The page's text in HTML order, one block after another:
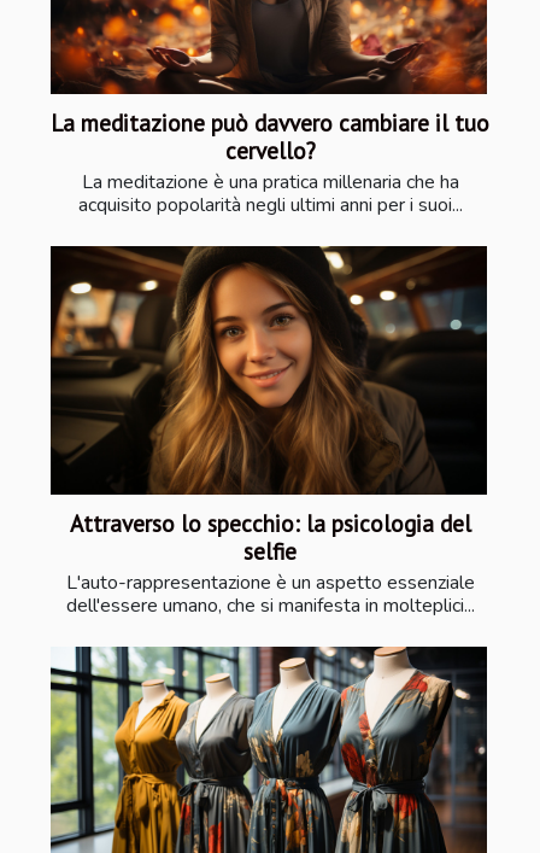
La meditazione può davvero cambiare il tuo
cervello?
La meditazione è una pratica millenaria che ha
acquisito popolarità negli ultimi anni per i suoi...
Attraverso lo specchio: la psicologia del
selfie
L'auto-rappresentazione è un aspetto essenziale
dell'essere umano, che si manifesta in molteplici...